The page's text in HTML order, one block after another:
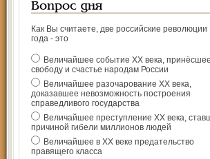
Вопрос дня
Как Вы считаете, две российские революции
года - это
Величайшее событие ХХ века, принёсшее
свободу и счастье народам России
Величайшее разочарование ХХ века,
доказавшее невозможность построения
справедливого государства
Величайшее преступление ХХ века,
причиной гибели миллионов людей
Величайшее в ХХ веке предательство
правящего класса